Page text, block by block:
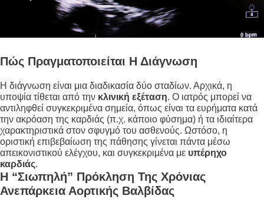
Πώς Πραγματοποιείται Η Διάγνωση
Η διάγνωση είναι μια διαδικασία δύο σταδίων. Αρχικά, η
υποψία τίθεται από την κλινική εξέταση. Ο ιατρός μπορεί να
αντιληφθεί συγκεκριμένα σημεία, όπως είναι τα ευρήματα κατά
την ακρόαση της καρδιάς (π.χ. κάποιο φύσημα) ή τα ιδιαίτερα
χαρακτηριστικά στον σφυγμό του ασθενούς. Ωστόσο, η
οριστική επιβεβαίωση της πάθησης γίνεται πάντα μέσω
απεικονιστικού ελέγχου, και συγκεκριμένα με υπέρηχο
καρδιάς.
Η “σιωπηλή” Πρόκληση Της Χρόνιας
Ανεπάρκεια Αορτικής Βαλβίδας